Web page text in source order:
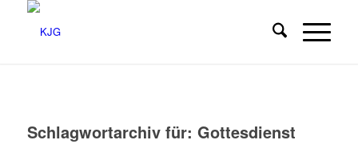
Schlagwortarchiv für: Gottesdienst